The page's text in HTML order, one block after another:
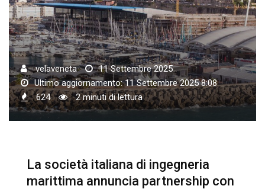
velaveneta
11 Settembre 2025
Ultimo aggiornamento: 11 Settembre 2025 8:08
624
2 minuti di lettura
La società italiana di ingegneria
marittima annuncia partnership con